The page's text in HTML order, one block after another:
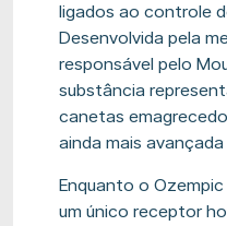
ligados ao controle
Desenvolvida pela
responsável pelo
substância
canetas
ainda mais
Enquanto o
um único receptor